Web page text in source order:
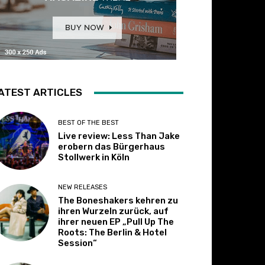
ARTICLES
BEST OF THE BEST
Live review: Less Than Jake
erobern das Bürgerhaus
Stollwerk in Köln
NEW RELEASES
The Boneshakers kehren zu
ihren Wurzeln zurück, auf
ihrer neuen EP „Pull Up The
Roots: The Berlin & Hotel
Session“